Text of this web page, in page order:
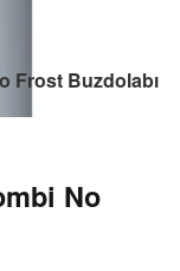
Frost Buzdolabı
No